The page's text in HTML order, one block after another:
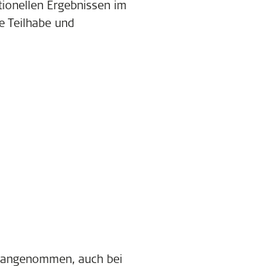
Ergebnissen im
Teilhabe und
auch bei